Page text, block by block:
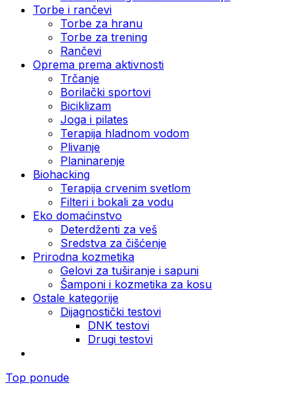
Torbe i rančevi
Torbe za hranu
Torbe za trening
Rančevi
Oprema prema aktivnosti
Trčanje
Borilački sportovi
Biciklizam
Joga i pilates
Terapija hladnom vodom
Plivanje
Planinarenje
Biohacking
Terapija crvenim svetlom
Filteri i bokali za vodu
Eko domaćinstvo
Deterdženti za veš
Sredstva za čišćenje
Prirodna kozmetika
Gelovi za tuširanje i sapuni
Šamponi i kozmetika za kosu
Ostale kategorije
Dijagnostički testovi
DNK testovi
Drugi testovi
Top ponude